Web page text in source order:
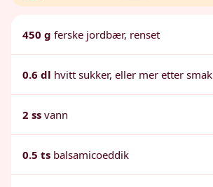
450 g ferske jordbær, renset
0.6 dl hvitt sukker, eller mer etter smak
2 ss vann
0.5 ts balsamicoeddik